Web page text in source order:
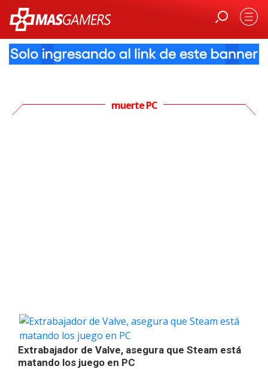
muerte PC
Extrabajador de Valve, asegura que Steam está
matando los juego en PC